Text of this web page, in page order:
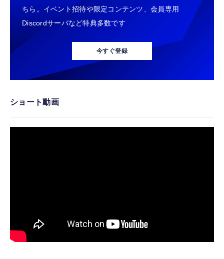
ちら。イベント招待や限定コンテンツ、会員専用
Discordサーバなど特典多数です
今すぐ登録
ショート動画